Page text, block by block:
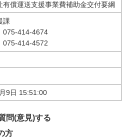
有償運送支援事業費補助金交付要綱
課
414-4674
414-4572
9日 15:51:00
問(意見)する
方